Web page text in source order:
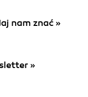
nam znać »
»